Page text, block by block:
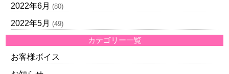
2022年6月 (80)
2022年5月 (49)
カテゴリー一覧
お客様ボイス